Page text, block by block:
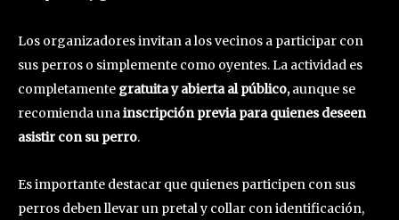
Los organizadores invitan a los vecinos a participar con
sus perros o simplemente como oyentes. La actividad es
completamente gratuita y abierta al público,aunque se
recomienda unainscripción previa para quienes deseen
asistir con su perro.
Es importante destacar que quienes participen con sus
perros deben llevar un pretal y collar con identificación,